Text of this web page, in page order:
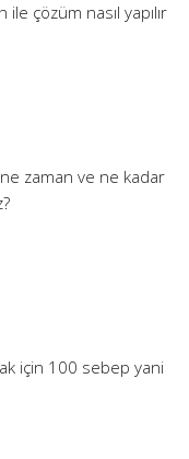
çözüm nasıl yapılır
zaman ve ne kadar
için 100 sebep yani